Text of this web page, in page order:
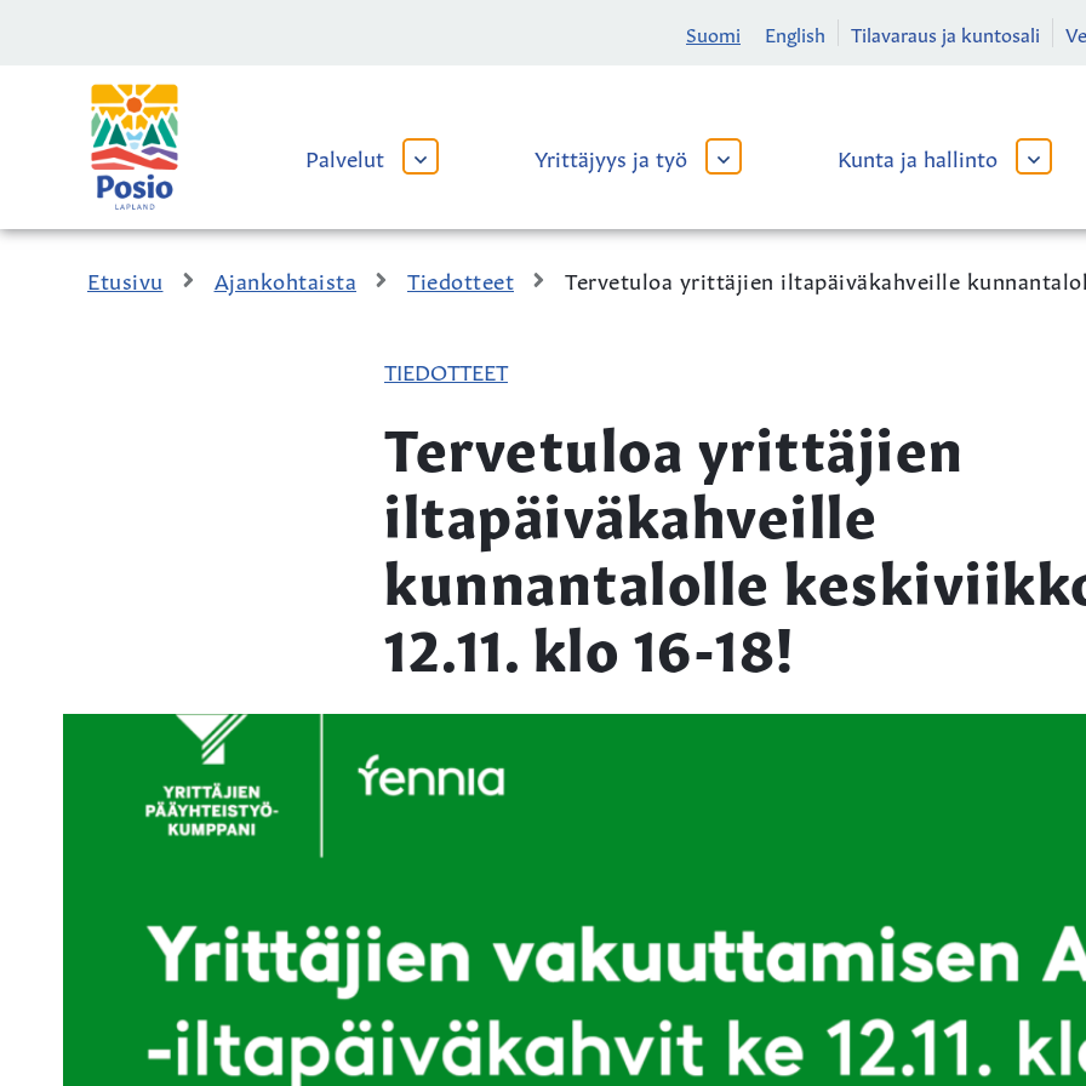
Suomi English Tilavaraus ja kuntosali
Kaupungin
logo
Palvelut
AVAA
ALAVALIKKO
Yrittäjyys ja työ
AVAA
ALAVALIKKO
Kunta ja hallinto
AVAA
Etusivu Ajankohtaista Tiedotteet Tervetuloa yrittäjien iltapäiväkahveille
TIEDOTTEET
Tervetuloa yrittäjien
iltapäiväkahveille
kunnantalolle
12.11. klo 16-18!